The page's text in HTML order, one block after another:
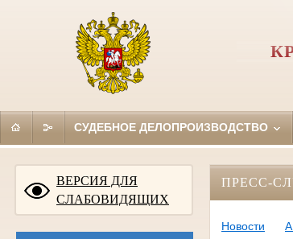
СУДЕБНОЕ ДЕЛОПРОИЗВОДСТВО
ВЕРСИЯ ДЛЯ
СЛАБОВИДЯЩИХ
ПРЕСС-
Новости